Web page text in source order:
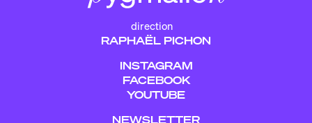
direction
RAPHAËL PICHON
INSTAGRAM
FACEBOOK
YOUTUBE
NEWSLETTER